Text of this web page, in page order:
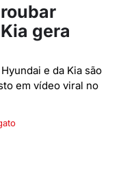
gera
e da Kia são
em vídeo viral no